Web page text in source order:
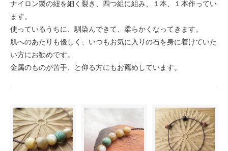
ナイロン製の紐を細く裂き、四つ組に組み、１本、１本作ってい
ます。
使っているうちに、馴染んできて、柔らかくなってきます。
肌へのあたりも優しく、いつもお気に入りの石を身に着けていた
い方にお勧めです。
金属のものが苦手、と仰る方にもお薦めしています。